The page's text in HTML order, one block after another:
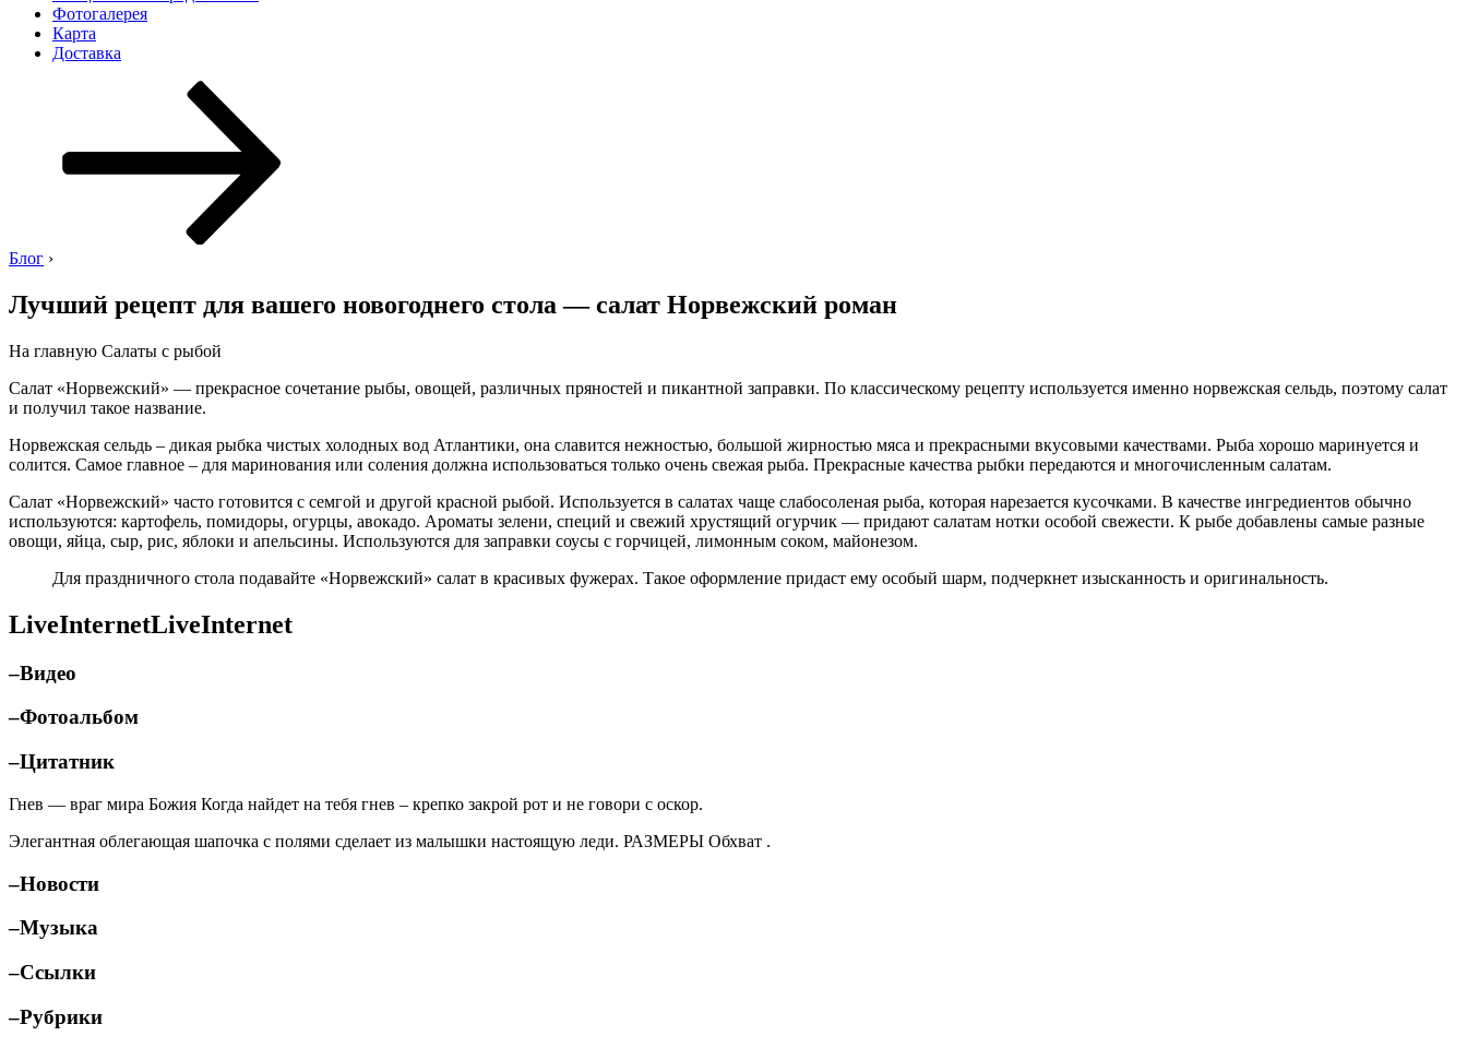
Фотогалерея
Карта
Доставка
Блог ›
Лучший рецепт для вашего новогоднего стола — салат Норвежский роман
На главную Салаты с рыбой
Салат «Норвежский» — прекрасное сочетание рыбы, овощей, различных пряностей и пикантной заправки. По классическому рецепту используется именно норвежская сельдь, поэтому салат
и получил такое название.
Норвежская сельдь – дикая рыбка чистых холодных вод Атлантики, она славится нежностью, большой жирностью мяса и прекрасными вкусовыми качествами. Рыба хорошо маринуется и
солится. Самое главное – для маринования или соления должна использоваться только очень свежая рыба. Прекрасные качества рыбки передаются и многочисленным салатам.
Салат «Норвежский» часто готовится с семгой и другой красной рыбой. Используется в салатах чаще слабосоленая рыба, которая нарезается кусочками. В качестве ингредиентов обычно
используются: картофель, помидоры, огурцы, авокадо. Ароматы зелени, специй и свежий хрустящий огурчик — придают салатам нотки особой свежести. К рыбе добавлены самые разные
овощи, яйца, сыр, рис, яблоки и апельсины. Используются для заправки соусы с горчицей, лимонным соком, майонезом.
Для праздничного стола подавайте «Норвежский» салат в красивых фужерах. Такое оформление придаст ему особый шарм, подчеркнет изысканность и оригинальность.
LiveInternetLiveInternet
–Видео
–Фотоальбом
–Цитатник
Гнев — враг мира Божия Когда найдет на тебя гнев – крепко закрой рот и не говори с оскор.
Элегантная облегающая шапочка с полями сделает из малышки настоящую леди. РАЗМЕРЫ Обхват .
–Новости
–Музыка
–Ссылки
–Рубрики